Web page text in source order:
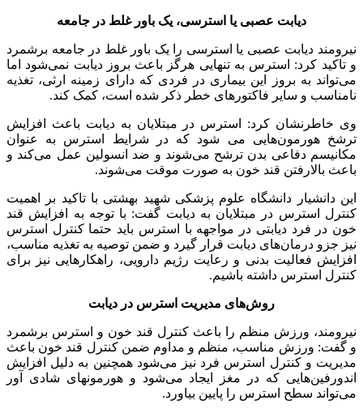
دیابت عصبی یا استرسی، یک باور غلط در جامعه
نیرومند دیابت عصبی یا استرسی را یک باور غلط در جامعه برشمرد
و تاکید کرد: استرس به تنهایی هرگز باعث بروز دیابت نمی‌شود اما
می‌تواند به بروز این بیماری در فردی که دارای زمینه ارثی، تغذیه
نامناسب و سایر فاکتورهای خطر ذکر شده است، کمک کند.
وی خاطرنشان کرد: استرس در مبتلایان به دیابت باعث افزایش
ترشخ هورمون‌هایی می شود که در شرایط استرس به عنوان
مکانیسم دفاعی بدن ترشح می‌شوند و ضد انسولین عمل می‌کند و
باعث بالارفتن قند خون به صورت موقت می‌شوند.
این دانشیار دانشگاه علوم پزشکی شهید بهشتی با تاکید بر اهمیت
کنترل استرس در مبتلایان به دیابت گفت: با توجه به افزایش قند
خون در فرد دیابتی در مواجهه با استرس باید حتما کنترل استرس
نیز جزو درمان‌های دیابت قرار گیرد و ضمن توصیه به تغذیه مناسب،
افزایش فعالیت بدنی و رعایت رژیم دارویی، راهکارهایی نیز برای
کنترل استرس داشته باشیم.
روش‌های مدیریت استرس در دیابت
نیرومند، ورزش منظم را باعث کنترل قند خون و استرس برشمرد
و گفت: ورزش مناسب، منظم و مداوم ضمن کنترل قند خون باعث
مدیریت و کنترل استرس فرد نیز می‌شود همچنین به دلیل افزایش
اندورفین‌هایی که در مغز ایجاد می‌شود و هورمونهای شادی آور
می‌تواند سطح استرس را پایین بیاورد.